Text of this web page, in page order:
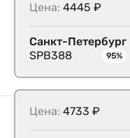
Цена: 4445 ₽
Санкт-Петербург
SPB388
95%
Цена: 4733 ₽